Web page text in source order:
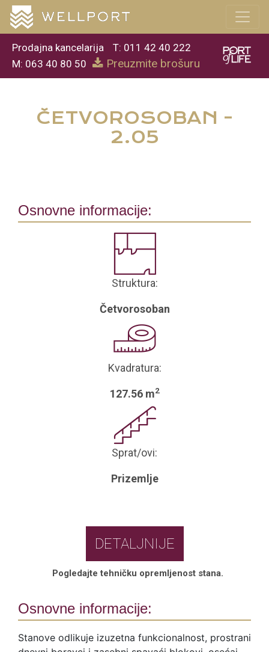
Prodajna kancelarija
T: 011 42 40 222
M: 063 40 80 50
Preuzmite brošuru
ČETVOROSOBAN -
2.05
Osnovne informacije:
Struktura:
Četvorosoban
Kvadratura:
127.56 m2
Sprat/ovi:
Prizemlje
DETALJNIJE
Pogledajte tehničku opremljenost stana.
Osnovne informacije:
Stanove odlikuje izuzetna funkcionalnost, prostrani